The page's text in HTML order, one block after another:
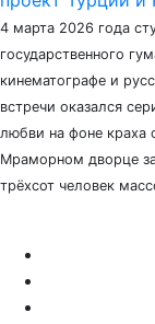
4 марта 2026 года
государственного
кинематографе и
встречи оказался
любви на фоне краха
Мраморном дворце
трёхсот человек